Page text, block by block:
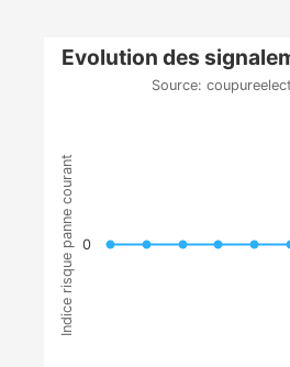
Indice risque panne courant
Evolution des
Source:
0